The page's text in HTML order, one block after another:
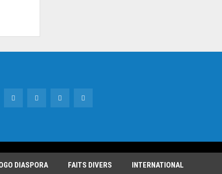
DIASPORA FAITS DIVERS INTERNATIONAL